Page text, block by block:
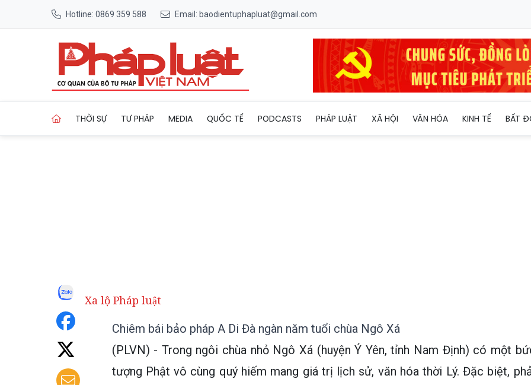
Hotline: 0869 359 588 Email: baodientuphapluat@gmail.com
THỜI SỰ TƯ PHÁP MEDIA QUỐC TẾ PODCASTS PHÁP LUẬT XÃ HỘI VĂN HÓA KINH TẾ BẤT
Xa lộ Pháp luật
Chiêm bái bảo pháp A Di Đà ngàn năm tuổi chùa Ngô Xá
(PLVN) - Trong ngôi chùa nhỏ Ngô Xá (huyện Ý Yên, tỉnh Nam Định) có một
tượng Phật vô cùng quý hiếm mang giá trị lịch sử, văn hóa thời Lý. Đặc biệt,